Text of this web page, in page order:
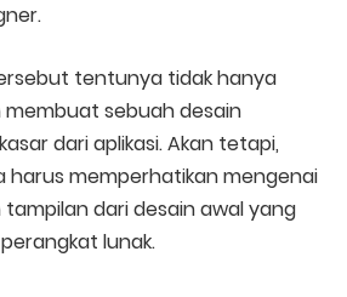
tentunya tidak hanya
membuat sebuah desain
dari aplikasi. Akan tetapi,
harus memperhatikan mengenai
dari desain awal yang
lunak.